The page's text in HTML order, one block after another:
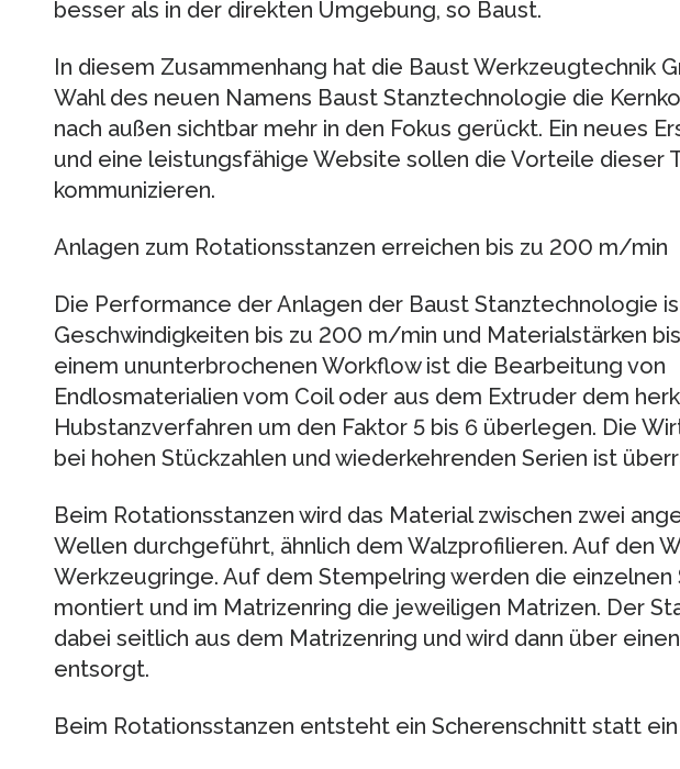
besser als in der direkten Umgebung, so Baust.
In diesem Zusammenhang hat die Baust Werkzeugtechnik
Wahl des neuen Namens Baust Stanztechnologie die
nach außen sichtbar mehr in den Fokus gerückt. Ein neues
und eine leistungsfähige Website sollen die Vorteile dieser
kommunizieren.
Anlagen zum Rotationsstanzen erreichen bis zu 200 m/min
Die Performance der Anlagen der Baust Stanztechnologie
Geschwindigkeiten bis zu 200 m/min und Materialstärken
einem ununterbrochenen Workflow ist die Bearbeitung von
Endlosmaterialien vom Coil oder aus dem Extruder dem
Hubstanzverfahren um den Faktor 5 bis 6 überlegen. Die
bei hohen Stückzahlen und wiederkehrenden Serien ist
Beim Rotationsstanzen wird das Material zwischen zwei
Wellen durchgeführt, ähnlich dem Walzprofilieren. Auf den
Werkzeugringe. Auf dem Stempelring werden die einzelnen
montiert und im Matrizenring die jeweiligen Matrizen. Der
dabei seitlich aus dem Matrizenring und wird dann über
entsorgt.
Beim Rotationsstanzen entsteht ein Scherenschnitt statt